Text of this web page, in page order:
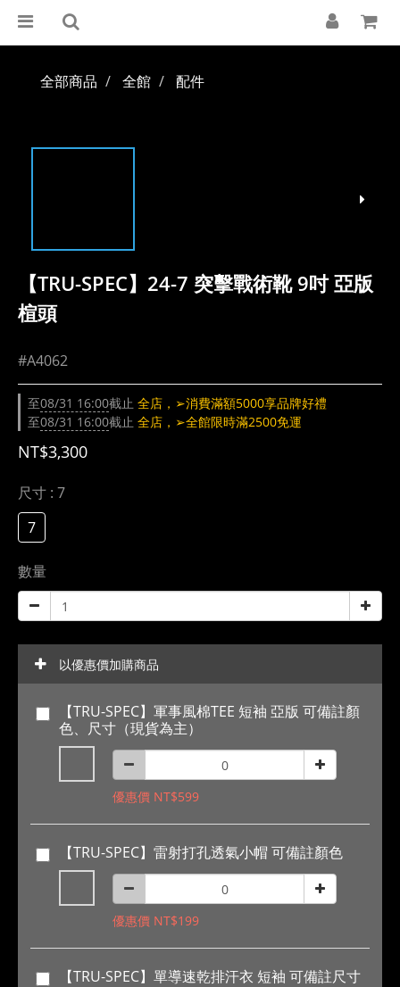
全部商品 全館 配件
【TRU-SPEC】24-7 突擊戰術靴 9吋 亞版
楦頭
#A4062
至08/31 16:00截止 全店，➢消費滿額5000享品牌好禮
至08/31 16:00截止 全店，➢全館限時滿2500免運
NT$3,300
尺寸 : 7
7
數量
以優惠價加購商品
【TRU-SPEC】軍事風棉TEE 短袖 亞版 可備註顏
色、尺寸（現貨為主）
優惠價 NT$599
【TRU-SPEC】雷射打孔透氣小帽 可備註顏色
優惠價 NT$199
【TRU-SPEC】單導速乾排汗衣 短袖 可備註尺寸